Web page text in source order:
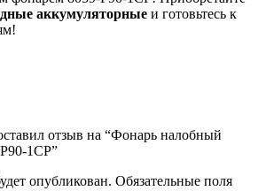
аккумуляторные и готовьтесь к
отзыв на “Фонарь налобный
1CP”
опубликован. Обязательные поля